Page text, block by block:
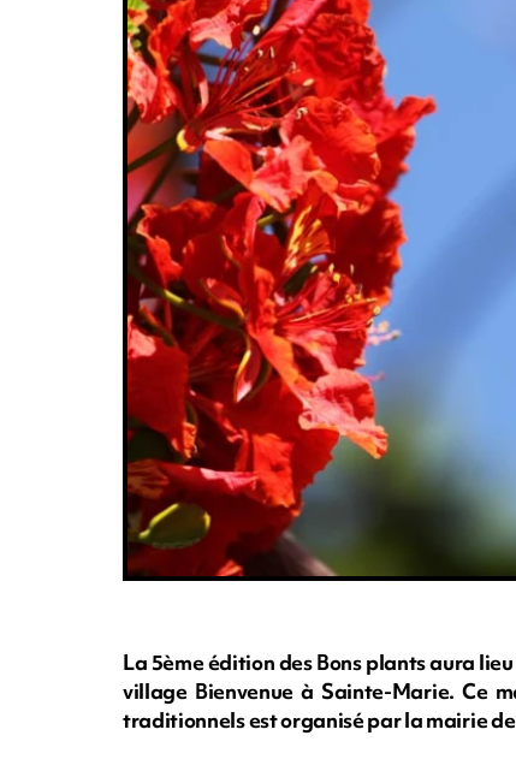
La 5ème édition des Bons plants aura
village Bienvenue à Sainte-Marie. Ce
traditionnels est organisé par la mairie